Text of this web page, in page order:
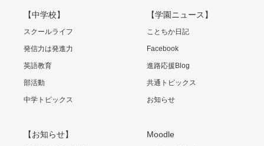
【中学校】
スクールライフ
発信力は発進力
英語教育
部活動
中学トピックス
【学園ニュース】
ことちか日記
Facebook
進路応援Blog
共通トピックス
お知らせ
【お知らせ】 Moodle